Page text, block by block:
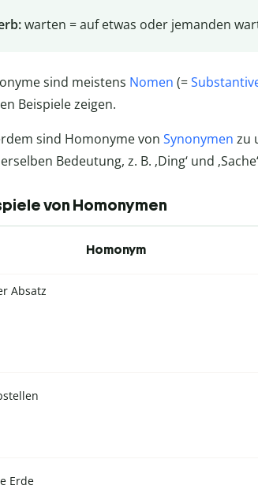
warten = auf etwas oder jemanden
sind meistens Nomen (=
Beispiele zeigen.
sind Homonyme von Synonymen zu
Bedeutung, z. B. ‚Ding‘ und
von Homonymen
Homonym
Absatz
Erde